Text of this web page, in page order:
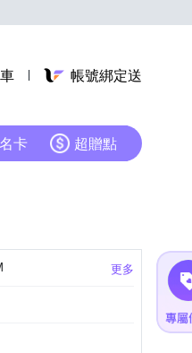
帳號綁定送
卡 超贈點
更多